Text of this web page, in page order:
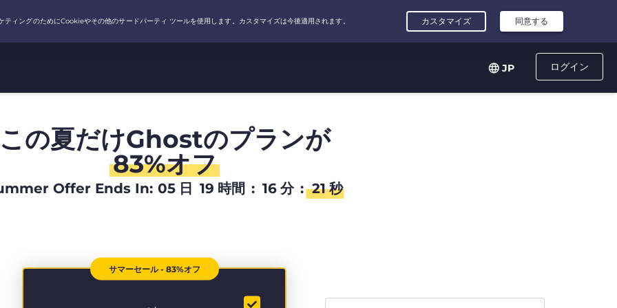
ログイン
JP
の夏だけGhostのプランが
83%オフ
Offer Ends In: 05 日 19 時間 : 16 分 : 21 秒
サマーセール - 83%オフ